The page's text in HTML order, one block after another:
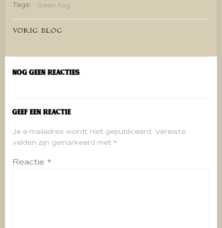
Tags:
Geen tag
Bericht
navigatie
VORIG BLOG
Nog geen reacties
Geef een reactie
Je e-mailadres wordt niet gepubliceerd. Vereiste
velden zijn gemarkeerd met *
Reactie *